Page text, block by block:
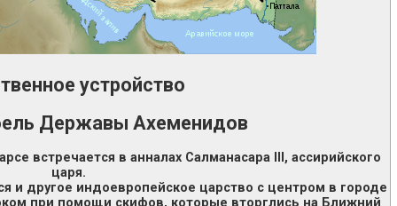
устройство
Державы Ахеменидов
встречается в анналах Салманасара III, ассирийского
царя.
и другое индоевропейское царство с центром в городе